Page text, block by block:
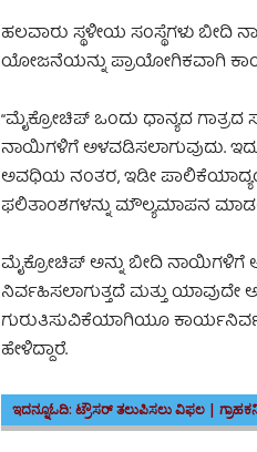
ಹಲವಾರು ಸ್ಥಳೀಯ ಸಂಸ್ಥೆಗಳು ಬೀದಿ
ಯೋಜನೆಯನ್ನು ಪ್ರಾಯೋಗಿಕವಾಗಿ
“ಮೈಕ್ರೋಚಿಪ್ ಒಂದು ಧಾನ್ಯದ ಗಾತ್ರದ
ನಾಯಿಗಳಿಗೆ ಅಳವಡಿಸಲಾಗುವುದು. ಇದು
ಅವಧಿಯ ನಂತರ, ಇಡೀ
ಫಲಿತಾಂಶಗಳನ್ನು ಮೌಲ್ಯಮಾಪನ
ಮೈಕ್ರೋಚಿಪ್ ಅನ್ನು ಬೀದಿ ನಾಯಿಗಳಿಗೆ
ನಿರ್ವಹಿಸಲಾಗುತ್ತದೆ ಮತ್ತು
ಗುರುತಿಸುವಿಕೆಯಾಗಿಯೂ
ಹೇಳಿದ್ದಾರೆ.
ಇದನ್ನೂಓದಿ: ಟ್ರೌಸರ್‌ ತಲುಪಿಸಲು ವಿಫಲ |